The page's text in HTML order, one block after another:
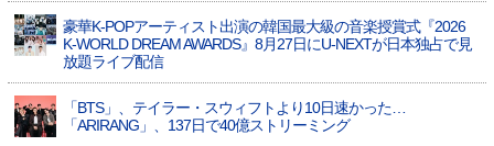
豪華K-POPアーティスト出演の韓国最大級の音楽授賞式『2026
K-WORLD DREAM AWARDS』8月27日にU-NEXTが日本独占で見
放題ライブ配信
「BTS」、テイラー・スウィフトより10日速かった…
「ARIRANG」、137日で40億ストリーミング